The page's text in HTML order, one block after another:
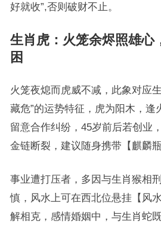
好就收”,否则破财不止。
生肖虎：火笼余烬照雄心
困
火笼夜熄而虎威不减，此象对应
藏危”的运势特征，虎为阳木，逢
留意合作纠纷，45岁前后若创业
金链断裂，建议随身携带【麒麟
事业遭打压者，多因与生肖猴相
慎，风水上可在西北位悬挂【风
解相克，感情婚姻中，与生肖蛇